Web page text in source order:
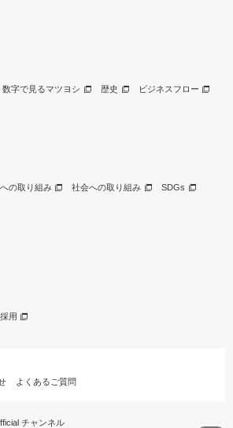
数字で見るマツヨシ 歴史 ビジネスフロー
の取り組み 社会への取り組み SDGs
用
よくあるご質問
チャンネル